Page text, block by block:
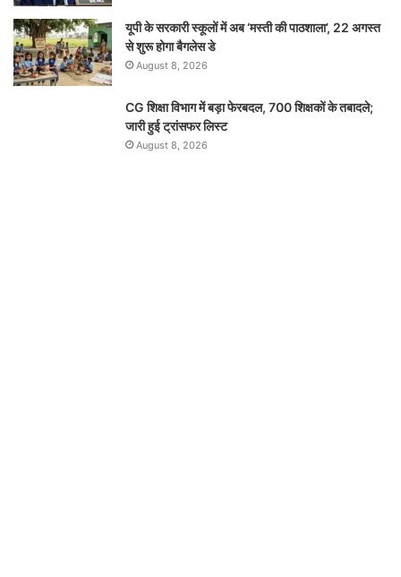
यूपी के सरकारी स्कूलों में अब ‘मस्ती की पाठशाला’, 22 अगस्त
से शुरू होगा बैगलेस डे
August 8, 2026
CG शिक्षा विभाग में बड़ा फेरबदल, 700 शिक्षकों के तबादले;
जारी हुई ट्रांसफर लिस्ट
August 8, 2026